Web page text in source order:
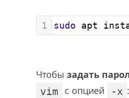
1 sudo apt
Чтобы задать
vim
с опцией -x :